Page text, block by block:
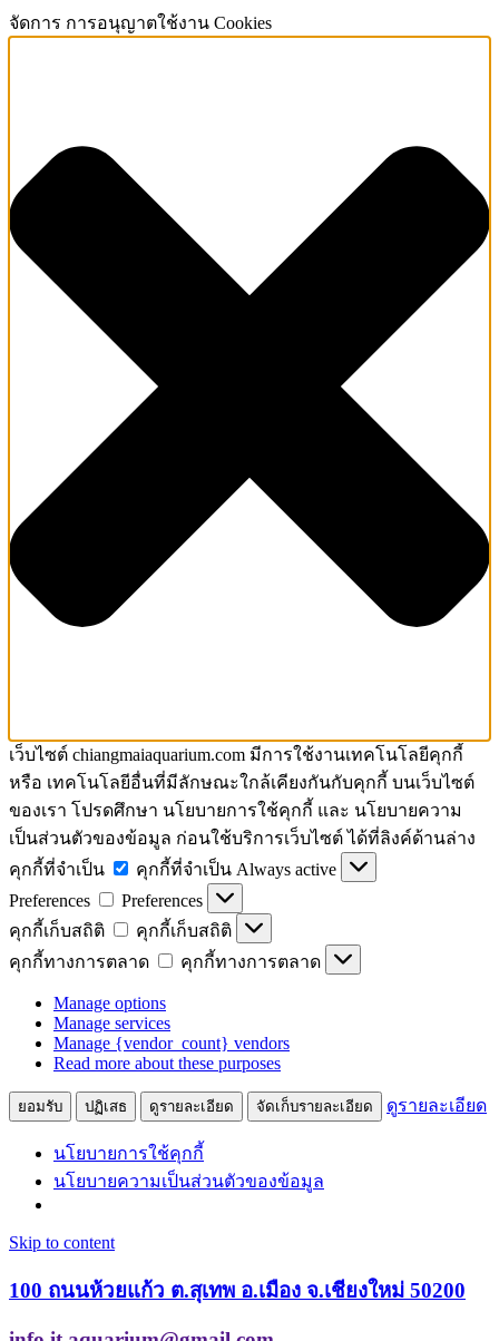
จัดการ การอนุญาตใช้งาน Cookies
เว็บไซต์ chiangmaiaquarium.com มีการใช้งานเทคโนโลยีคุกกี้
หรือ เทคโนโลยีอื่นที่มีลักษณะใกล้เคียงกันกับคุกกี้ บนเว็บไซต์
ของเรา โปรดศึกษา นโยบายการใช้คุกกี้ และ นโยบายความ
เป็นส่วนตัวของข้อมูล ก่อนใช้บริการเว็บไซต์ ได้ที่ลิงค์ด้านล่าง
คุกกี้ที่จำเป็น
คุกกี้ที่จำเป็น Always active
Preferences
Preferences
คุกกี้เก็บสถิติ
คุกกี้เก็บสถิติ
คุกกี้ทางการตลาด
คุกกี้ทางการตลาด
Manage options
Manage services
Manage {vendor_count} vendors
Read more about these purposes
ยอมรับ ปฏิเสธ ดูรายละเอียด จัดเก็บรายละเอียด ดูรายละเอียด
นโยบายการใช้คุกกี้
นโยบายความเป็นส่วนตัวของข้อมูล
Skip to content
100 ถนนห้วยแก้ว ต.สุเทพ อ.เมือง จ.เชียงใหม่ 50200